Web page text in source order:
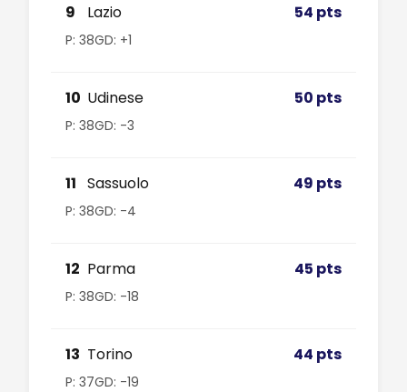
9 Lazio 54 pts
P: 38GD: +1
10 Udinese 50 pts
P: 38GD: -3
11 Sassuolo 49 pts
P: 38GD: -4
12 Parma 45 pts
P: 38GD: -18
13 Torino 44 pts
P: 37GD: -19